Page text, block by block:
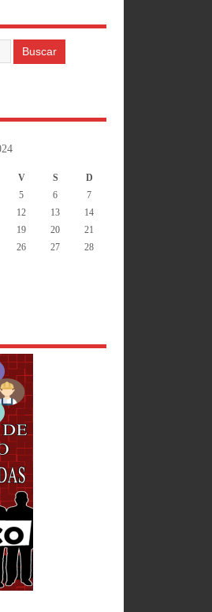
V S
D
5 6
7
12 13
14
19 20
21
26 27
28